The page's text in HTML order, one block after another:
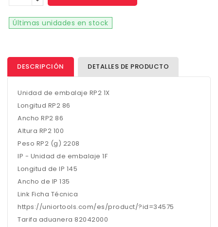
Últimas unidades en stock
DESCRIPCIÓN DETALLES DE PRODUCTO
Unidad de embalaje RP2 1X
Longitud RP2 86
Ancho RP2 86
Altura RP2 100
Peso RP2 (g) 2208
IP - Unidad de embalaje 1F
Longitud de IP 145
Ancho de IP 135
Link Ficha Técnica
https://uniortools.com/es/product/?id=34575
Tarifa aduanera 82042000